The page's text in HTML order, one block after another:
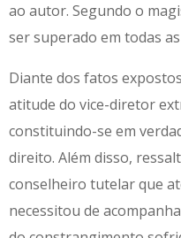
ao autor. Segundo o
ser superado em todas
Diante dos fatos
atitude do vice-diretor
constituindo-se em
direito. Além disso,
conselheiro tutelar que
necessitou de